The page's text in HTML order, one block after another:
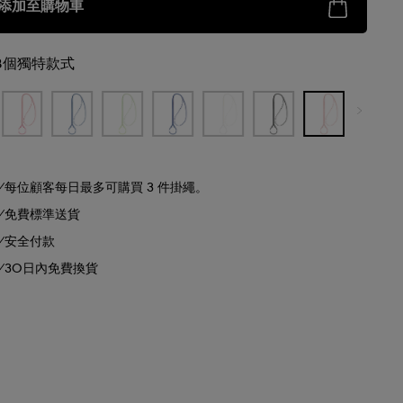
加至購物車
獨特款式
每位顧客每日最多可購買 3 件掛繩。
免費標準送貨
安全付款
30日內免費換貨